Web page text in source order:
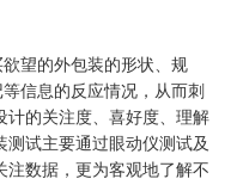
望的外包装的形状、规
信息的反应情况，从而刺
计的关注度、喜好度、理解
测试主要通过眼动仪测试及
注数据，更为客观地了解不